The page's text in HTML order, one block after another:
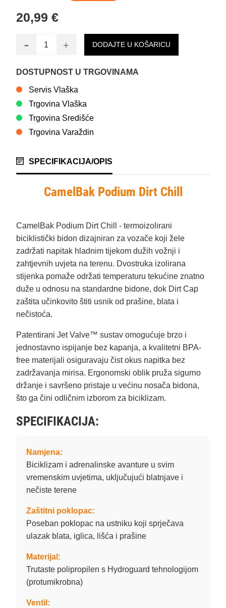
20,99 €
- + DODAJTE U KOŠARICU
DOSTUPNOST U TRGOVINAMA
Servis Vlaška
Trgovina Vlaška
Trgovina Središće
Trgovina Varaždin
SPECIFIKACIJA/OPIS
CamelBak Podium Dirt Chill
CamelBak Podium Dirt Chill - termoizolirani
biciklistički bidon dizajniran za vozače koji žele
zadržati napitak hladnim tijekom dužih vožnji i
zahtjevnih uvjeta na terenu. Dvostruka izolirana
stijenka pomaže održati temperaturu tekućine znatno
duže u odnosu na standardne bidone, dok Dirt Cap
zaštita učinkovito štiti usnik od prašine, blata i
nečistoća.
Patentirani Jet Valve™ sustav omogućuje brzo i
jednostavno ispijanje bez kapanja, a kvalitetni BPA-
free materijali osiguravaju čist okus napitka bez
zadržavanja mirisa. Ergonomski oblik pruža sigurno
držanje i savršeno pristaje u većinu nosača bidona,
što ga čini odličnim izborom za biciklizam.
SPECIFIKACIJA:
Namjena:
Biciklizam i adrenalinske avanture u svim
vremenskim uvjetima, uključujući blatnjave i
nečiste terene
Zaštitni poklopac:
Poseban poklopac na ustniku koji sprječava
ulazak blata, iglica, lišća i prašine
Materijal:
Trutaste polipropilen s Hydroguard tehnologijom
(protumikrobna)
Ventil: